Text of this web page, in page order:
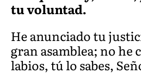
tu voluntad.
He anunciado tu
gran asamblea; no he
labios, tú lo sabes,